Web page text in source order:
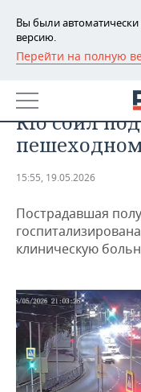
Вы были
версию.
Перейти на полную
РЕГИОНЫ
БАШКОРТОСТАН
ТАТАРСТАН
НОВОСТИ
АНАЛИТИКА
ДЕКЛАРАЦИИ О
КОРОЛИ
КОМУ
ТОРГОВЫЕ
ТАТАРСТАНА
НОВОСТИ
ФИНАНСЫ
БЮДЖЕТ
ИНВЕСТИЦИИ
ПРОМЫШЛЕННОСТЬ
НОВОСТИ
АГРОПРОМ
НЕФТЕХИМИЯ
НЕДВИЖИМОСТЬ
НОВОСТИ АВТО
БИЗНЕС
НОВОСТИ БИЗНЕСА
ТЕХНОЛОГИИ
В центре
Rio сбил
15:55, 19.05.2026
Пострадавшая
клиническую